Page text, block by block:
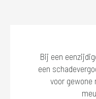
Bij een
een
voor